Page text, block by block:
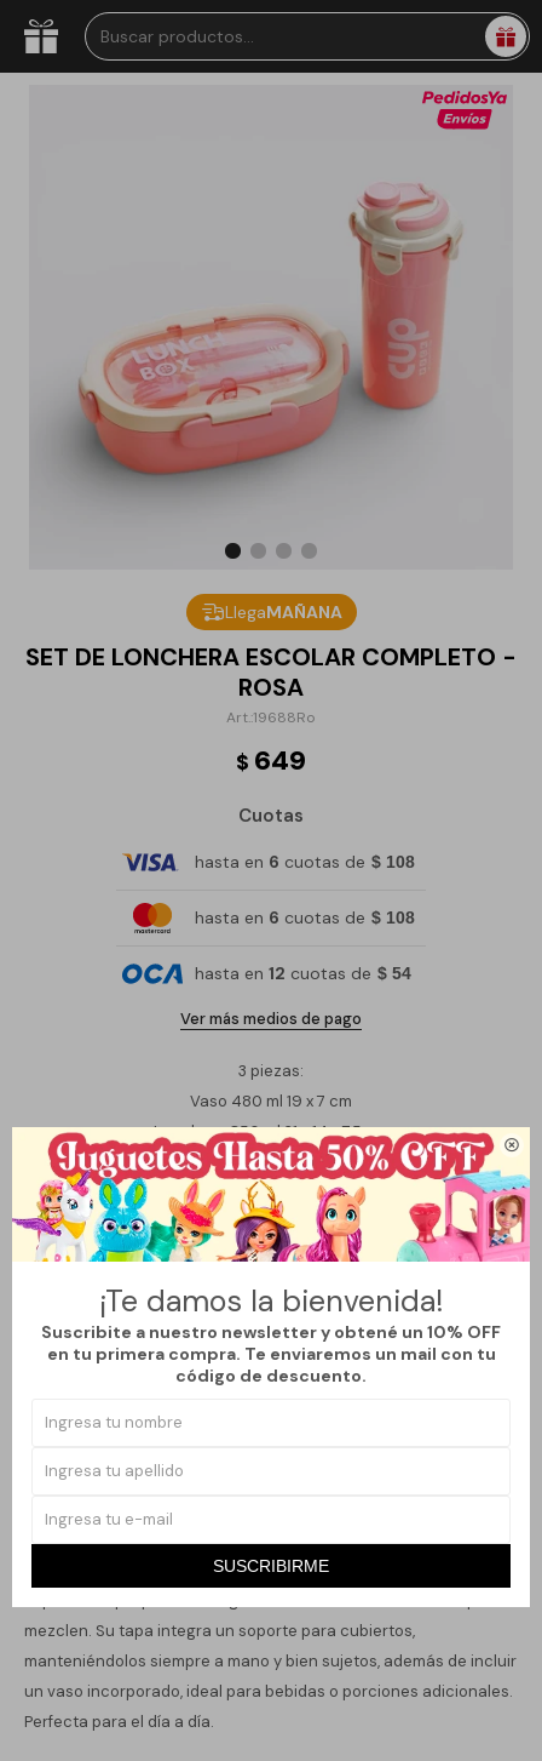

¡Te damos la bienvenida!
Suscribite a nuestro newsletter y obtené un 10% OFF
en tu primera compra. Te enviaremos un mail con tu
código de descuento.
SUSCRIBIRME
LlegaMAÑANA
SET DE LONCHERA ESCOLAR COMPLETO -
ROSA
19688Ro
$ 649
Cuotas
hasta en 6 cuotas de $ 108
hasta en 6 cuotas de $ 108
hasta en 12 cuotas de $ 54
Ver más medios de pago
3 piezas:
Vaso 480 ml 19 x 7 cm
Lonchera 850 ml 21 x 14 x 7,5 cm
Cubiertos: cuchara y tenedor
Variantes:
Métodos y costos de envío
Práctica y funcional, esta lochera cuenta con tres espacios
mezclen. Su tapa integra un soporte para cubiertos,
manteniéndolos siempre a mano y bien sujetos, además de incluir
un vaso incorporado, ideal para bebidas o porciones adicionales.
Perfecta para el día a día.